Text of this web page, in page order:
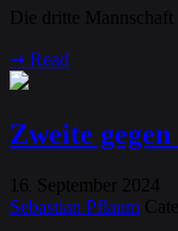
Die dritte Mannschaft
➞ Read
Zweite
16 September
2024
Sebastian Pflaum